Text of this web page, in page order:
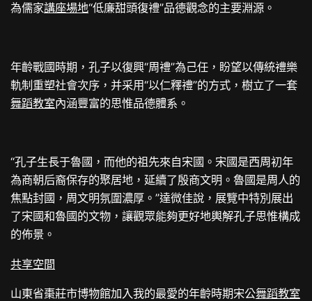
為儒家講座場地“低廉甜頭復禮”品德觀念的主要淵源。
年齡戰國時期，孔子以復興“周禮”為己任，盼望以傳統禮樂
軌制重塑社會次序，并采用“以仁釋禮”的方式，樹立了一套
舞蹈教室內涵豐富的思惟品德體系。
“孔子生長于魯國，而他的祖先來自宋國。宋國是西周初年
為商朝后裔保存的聚居地，延續了殷商文明。魯國是周人的
焦點封國，周文明氛圍濃厚。”達微佳說，展覽中特別展出
了宋國和魯國的文物，讓觀眾能夠更好地輿解孔子思惟構成
的佈景。
共享空間
山東省棗莊市博物館加入我的最愛的年齡時期宋公舞蹈教室